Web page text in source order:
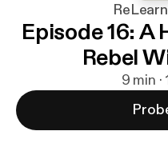
Episode 16:
Rebel
9 min